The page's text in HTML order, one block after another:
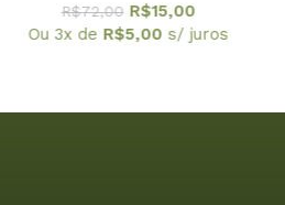
promoção
R$72,00 R$15,00
Ou 3x de R$5,00 s/ juros